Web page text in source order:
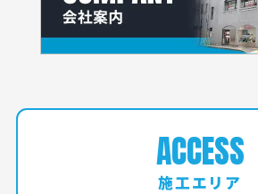
ACCESS
施工エリア